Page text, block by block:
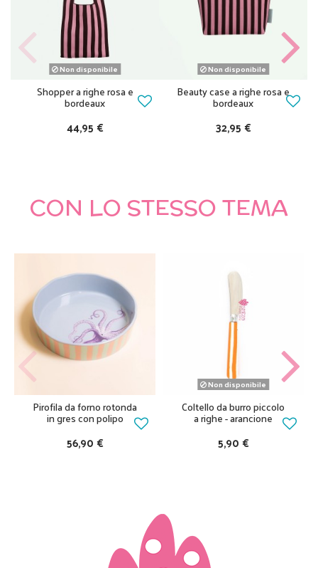
Non disponibile
Shopper a righe rosa e
bordeaux
44,95 €
Non disponibile
Beauty case a righe rosa e
bordeaux
32,95 €
CON LO STESSO TEMA
Pirofila da forno rotonda
in gres con polipo
56,90 €
Non disponibile
Coltello da burro piccolo
a righe - arancione
5,90 €